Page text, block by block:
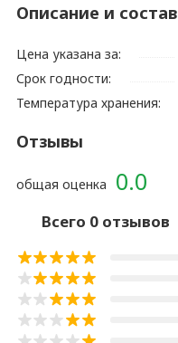
Описание и состав
Цена указана за:
Срок годности:
Температура хранения:
Отзывы
0.0
общая оценка
Всего 0 отзывов